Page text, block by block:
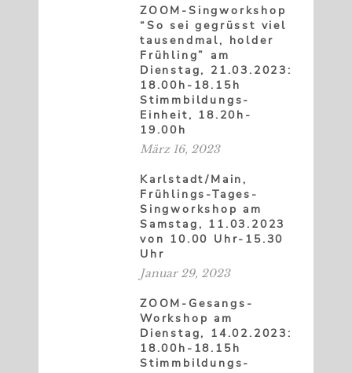
ZOOM-Singworkshop
“So sei gegrüsst viel
tausendmal, holder
Frühling” am
Dienstag, 21.03.2023:
18.00h-18.15h
Stimmbildungs-
Einheit, 18.20h-
19.00h
März 16, 2023
Karlstadt/Main,
Frühlings-Tages-
Singworkshop am
Samstag, 11.03.2023
von 10.00 Uhr-15.30
Uhr
Januar 29, 2023
ZOOM-Gesangs-
Workshop am
Dienstag, 14.02.2023:
18.00h-18.15h
Stimmbildungs-